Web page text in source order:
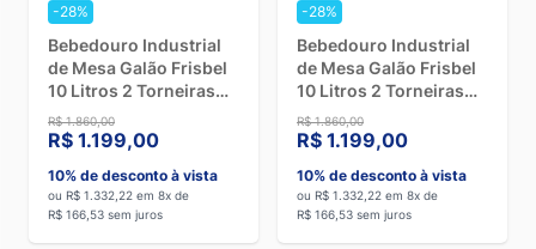
-28%
Bebedouro Industrial
de Mesa Galão Frisbel
10 Litros 2 Torneiras
Geladas Black - 110V
R$ 1.860,00
R$ 1.199,00
10% de desconto à vista
ou R$ 1.332,22 em 8x de
R$ 166,53 sem juros
-28%
Bebedouro Industrial
de Mesa Galão Frisbel
10 Litros 2 Torneiras
Geladas Black - 220V
R$ 1.860,00
R$ 1.199,00
10% de desconto à vista
ou R$ 1.332,22 em 8x de
R$ 166,53 sem juros